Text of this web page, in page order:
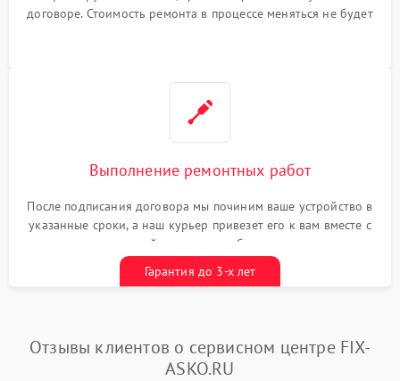
договоре. Стоимость ремонта в процессе меняться не будет
Выполнение ремонтных работ
После подписания договора мы починим ваше устройство в
указанные сроки, а наш курьер привезет его к вам вместе с
гарантийным талоном бесплатно
Гарантия до 3-х лет
Отзывы клиентов о сервисном центре FIX-
ASKO.RU